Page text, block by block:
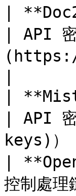
|
| API
|
| API
|
控制處